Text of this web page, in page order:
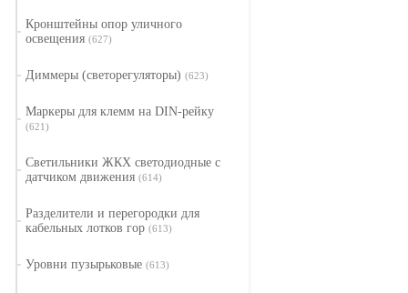
Кронштейны опор уличного
освещения (627)
Диммеры (светорегуляторы) (623)
Маркеры для клемм на DIN-рейку
(621)
Светильники ЖКХ светодиодные с
датчиком движения (614)
Разделители и перегородки для
кабельных лотков гор (613)
Уровни пузырьковые (613)